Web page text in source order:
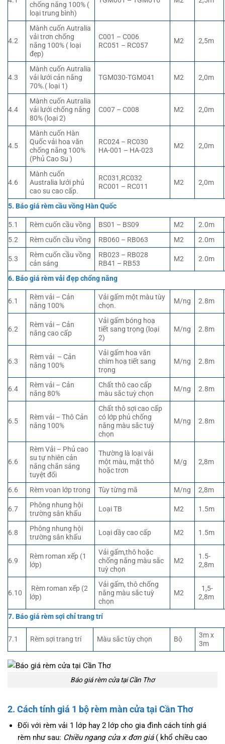
chống nắng 100% (
loại trung bình)
4.2
Mành cuốn Autralia
vải trơn chống
nắng 100% ( loại
đẹp)
C001 – C006
RC051 – RC057
M2 2,5m
4.3
Mành cuốn Autralia
vải lưới cản nắng
70%.( loại 1)
TGM030-TGM041 M2 2,0m
4.4
Mành cuốn Autralia
vải lưới chống nắng
80% (loại 2)
C007 – C008 M2 2,0m
4.5
Mành cuốn Hàn
Quốc vải hoa văn
chống nắng 100%
(Phủ Cao Su )
RC024 – RC030
HA-001 – HA-023
M2 2,0m
4.6
Mành cuốn
Australia lưới phủ
cao su cao cấp.
RC031,RC032
RC001 – RC011
M2 2,0m
5. Báo giá rèm cầu vồng Hàn Quốc
5.1 Rèm cuốn cầu vồng BS01 – BS09 M2
2.0m
5.2
Rèm cuốn cầu vồng RB060 – RB063 M2 2.0m
5.3
Rèm cuốn cầu vồng
cản sáng
RB023 – RB028
RB41 – RB53
M2 2.0m
6. Báo giá rèm vải đẹp chống nắng
6.1
Rèm vải – Cản
nắng 100%
Vải gấm một màu tùy
chọn.
M/ng 2.8m
6.2
Rèm vải – Cản
nắng cao cấp
Vải gấm bóng hoạ
tiết sang trọng (loại
2)
M/ng 2.8m
6.3
Rèm vải – Cản
nắng 100%
Vải gấm hoa văn
chìm hoạ tiết sang
trọng
M/ng 2.8m
6.4
Rèm vải – Cản
nắng 80%
Chất thô cao cấp
màu sắc tuỳ chọn
M/ng 2.8m
6.5
Rèm vải – Thô Cản
nắng 100%
Chất thô sợi cao cấp
có lớp phủ chống
nắng màu sắc tuỳ
chọn
M/ng 2.8m
6.6
Rèm Vải – Phủ cao
su tự nhiên cản
nắng chắn sáng
tuyệt đối
Thường là loại vải
một màu, mặt thô
hoặc trơn
M/g 2,8m
6.6 Rèm voan lớp trong Tùy từng mã M/ng 2,8m
6.7
Phông nhung hội
trường sân khấu
Loại TB M2 1.5m
6.8
Phông nhung hội
trường sân khấu
Loại dầy cao cấp M2 1.5m
6.9
Rèm roman xếp (1
lớp)
Vải gấm,thô hoặc
chống nắng màu sắc
tuỳ chọn
M2
1.5-
2,8m
6.10
Rèm roman xếp (2
lớp)
Vải gấm, thô chống
nắng màu sắc tuỳ
chọn
M2
1,5-
2,8m
7. Báo giá rèm sợi chỉ trang trí
7.1 Rèm sợi trang trí Màu sắc tùy chọn Bộ
3m x
3m
Báo giá rèm cửa tại Cần Thơ
2. Cách tính giá 1 bộ rèm màn cửa tại Cần Thơ
Đối với rèm vải 1 lớp hay 2 lớp cho gia đình cách tính giá
rèm như sau: Chiều ngang cửa x đơn giá( khổ chiều cao